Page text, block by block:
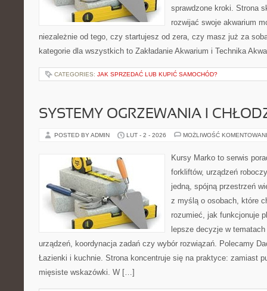
sprawdzone kroki. Strona
rozwijać swoje akwarium
niezależnie od tego, czy startujesz od zera, czy masz już za
kategorie dla wszystkich to Zakładanie Akwarium i Technika
CATEGORIES: JAK SPRZEDAĆ LUB KUPIĆ SAMOCHÓD?
SYSTEMY OGRZEWANIA I
POSTED BY ADMIN LUT - 2 - 2026 MOŻLIWOŚĆ
Kursy Marko to serwis
forkliftów, urządzeń
jedną, spójną przestrzeń
z myślą o osobach, które
rozumieć, jak funkcjonuje
lepsze decyzje w
urządzeń, koordynacja zadań czy wybór rozwiązań. Polecamy
Łazienki i kuchnie. Strona koncentruje się na praktyce: zamiast
mięsiste wskazówki. W […]